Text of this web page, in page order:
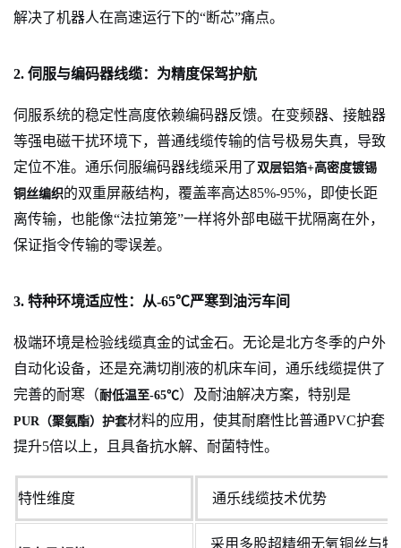
解决了机器人在高速运行下的“断芯”痛点。
2. 伺服与编码器线缆：为精度保驾护航
伺服系统的稳定性高度依赖编码器反馈。在变频器、接触器
等强电磁干扰环境下，普通线缆传输的信号极易失真，导致
定位不准。通乐伺服编码器线缆采用了 双层铝箔+高密度镀锡
铜丝编织的双重屏蔽结构，覆盖率高达85%-95%，即使长距
离传输，也能像“法拉第笼”一样将外部电磁干扰隔离在外，
保证指令传输的零误差。
3. 特种环境适应性：从-65℃严寒到油污车间
极端环境是检验线缆真金的试金石。无论是北方冬季的户外
自动化设备，还是充满切削液的机床车间，通乐线缆提供了
完善的耐寒（耐低温至-65℃）及耐油解决方案，特别是
PUR（聚氨酯）护套材料的应用，使其耐磨性比普通PVC护套
提升5倍以上，且具备抗水解、耐菌特性。
特性维度 通乐线缆技术优势
采用多股超精细无氧铜丝与特